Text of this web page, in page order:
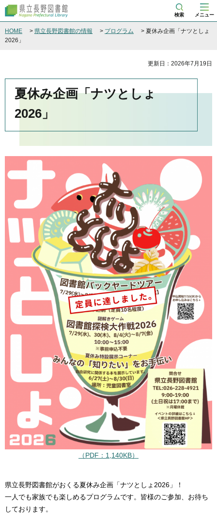
県立長野図書館
検索 メニュー
HOME > 県立長野図書館の情報 > プログラム
> 夏休み企画「ナツとしょ
2026」
更新日：2026年7月19日
夏休み企画「ナツとしょ
2026」
（PDF：1,140KB）
県立長野図書館がおくる夏休み企画「ナツとしょ2026」！
一人でも家族でも楽しめるプログラムです。皆様のご参加、お待ち
しております。